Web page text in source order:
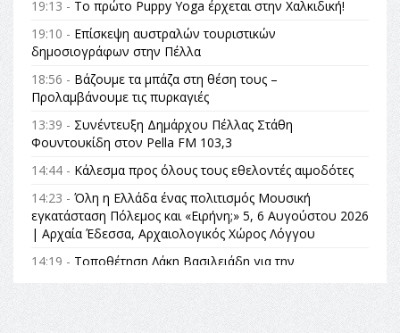
19:13 - Το πρώτο Puppy Yoga έρχεται στην Χαλκιδική!
19:10 - Επίσκεψη αυστραλών τουριστικών
δημοσιογράφων στην Πέλλα
18:56 - Βάζουμε τα μπάζα στη θέση τους –
Προλαμβάνουμε τις πυρκαγιές
13:39 - Συνέντευξη Δημάρχου Πέλλας Στάθη
Φουντουκίδη στον Pella FM 103,3
14:44 - Κάλεσμα προς όλους τους εθελοντές αιμοδότες
14:23 - Όλη η Ελλάδα ένας πολιτισμός Μουσική
εγκατάσταση Πόλεμος και «Ειρήνη;» 5, 6 Αυγούστου 2026
| Αρχαία Έδεσσα, Αρχαιολογικός Χώρος Λόγγου
14:19 - Τοποθέτηση Λάκη Βασιλειάδη για την
Αναθεώρηση του Συντάγματος: «Σε τέτοιες κορυφαίες
θεσμικές διαδικασίες υπάρχει μόνο η ευθύνη απέναντι
στις επόμενες γενιές»